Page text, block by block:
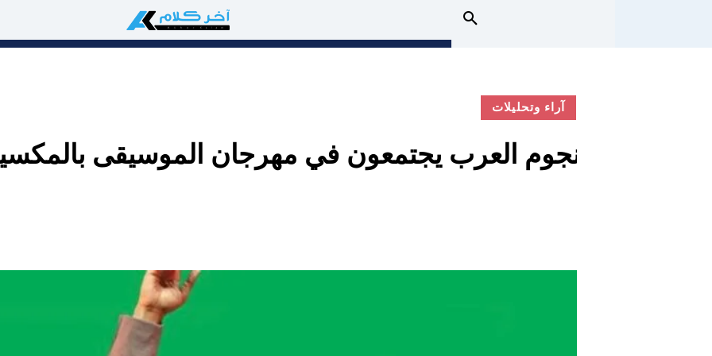
آراء وتحليلات
نجوم العرب يجتمعون في مهرجان الموسيقى